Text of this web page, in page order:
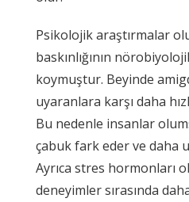
Psikolojik araştırmalar
baskınlığının
koymuştur. Beyinde
uyaranlara karşı daha
Bu nedenle insanlar
çabuk fark eder ve daha
Ayrıca stres hormonları
deneyimler sırasında